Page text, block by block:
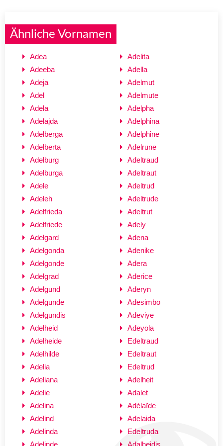
Ähnliche Vornamen
Adea
Adeeba
Adeja
Adel
Adela
Adelajda
Adelberga
Adelberta
Adelburg
Adelburga
Adele
Adeleh
Adelfrieda
Adelfriede
Adelgard
Adelgonda
Adelgonde
Adelgrad
Adelgund
Adelgunde
Adelgundis
Adelheid
Adelheide
Adelhilde
Adelia
Adeliana
Adelie
Adelina
Adelind
Adelinda
Adelinde
Adelita
Adella
Adelmut
Adelmute
Adelpha
Adelphina
Adelphine
Adelrune
Adeltraud
Adeltraut
Adeltrud
Adeltrude
Adeltrut
Adely
Adena
Adenike
Adera
Aderice
Aderyn
Adesimbo
Adeviye
Adeyola
Edeltraud
Edeltraut
Edeltrud
Adelheit
Adalet
Adélaïde
Adelaida
Edeltruda
Adalheidis